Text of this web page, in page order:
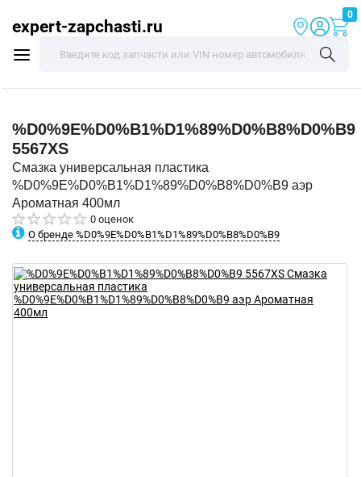
expert-zapchasti.ru
0
%D0%9E%D0%B1%D1%89%D0%B8%D0%B9
5567XS
Смазка универсальная пластика
%D0%9E%D0%B1%D1%89%D0%B8%D0%B9 аэр
Ароматная 400мл
0 оценок
О бренде %D0%9E%D0%B1%D1%89%D0%B8%D0%B9